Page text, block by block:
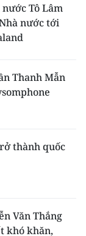
Tô Lâm
nước tới
Thanh Mẫn
thành quốc
Văn Thắng
khó khăn,